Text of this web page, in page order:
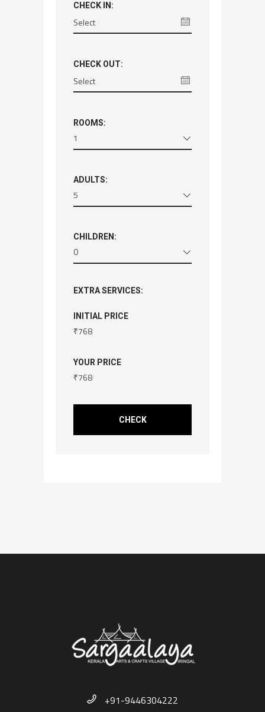
CHECK IN:
CHECK OUT:
ROOMS:
1
ADULTS:
5
CHILDREN:
0
EXTRA SERVICES:
INITIAL PRICE
₹768
YOUR PRICE
₹768
CHECK
+91-9446304222